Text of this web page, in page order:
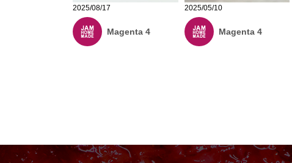
2025/08/17
Magenta 4
2025/05/10
Magenta 4